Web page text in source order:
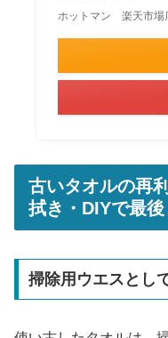
ホットマン 楽天市場
古いタオルの再
拭き・DIYで最後
掃除用ウエスとし